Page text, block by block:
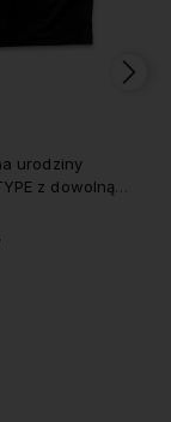
urodziny
z dowolną